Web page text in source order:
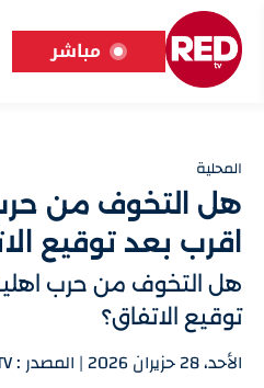
مباشر
المحلية
هل التخوف من
اقرب بعد توقيع
هل التخوف من حرب
توقيع الاتفاق؟
الأحد، 28 حزيران 2026 | المصدر : REDTV